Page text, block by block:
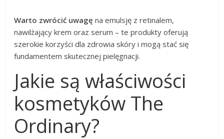
Warto zwrócić uwagę na emulsję z retinalem,
nawilżający krem oraz serum – te produkty oferują
szerokie korzyści dla zdrowia skóry i mogą stać się
fundamentem skutecznej pielęgnacji.
Jakie są właściwości
kosmetyków The
Ordinary?